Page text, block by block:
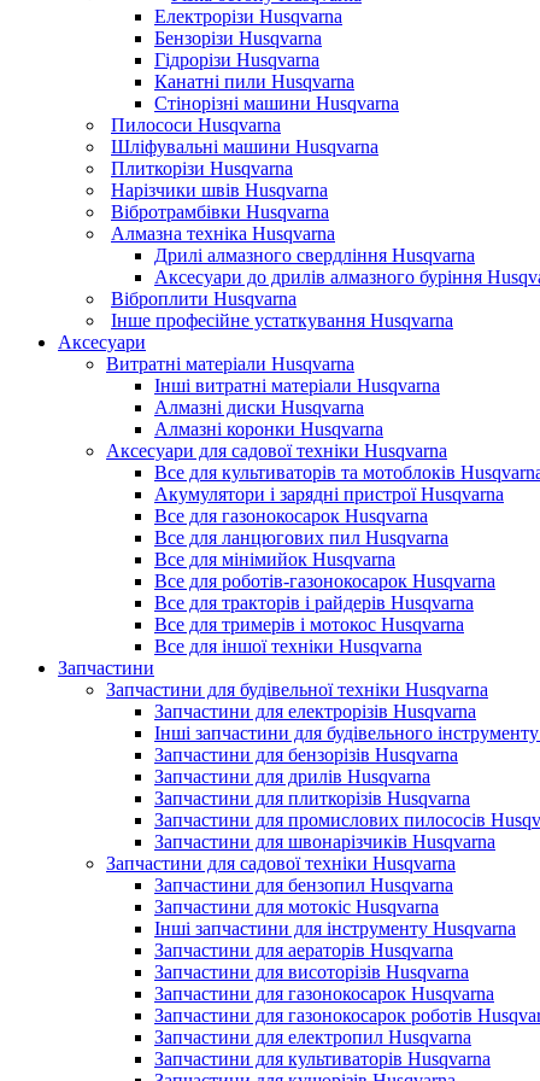
Електрорізи Husqvarna
Бензорізи Husqvarna
Гідрорізи Husqvarna
Канатні пили Husqvarna
Стінорізні машини Husqvarna
Пилососи Husqvarna
Шліфувальні машини Husqvarna
Плиткорізи Husqvarna
Нарізчики швів Husqvarna
Вібротрамбівки Husqvarna
Алмазна техніка Husqvarna
Дрилі алмазного свердління Husqvarna
Аксесуари до дрилів алмазного буріння
Віброплити Husqvarna
Інше професійне устаткування Husqvarna
Аксесуари
Витратні матеріали Husqvarna
Інші витратні матеріали Husqvarna
Алмазні диски Husqvarna
Алмазні коронки Husqvarna
Аксесуари для садової техніки Husqvarna
Все для культиваторів та мотоблоків
Акумулятори і зарядні пристрої Husqvarna
Все для газонокосарок Husqvarna
Все для ланцюгових пил Husqvarna
Все для мінімийок Husqvarna
Все для роботів-газонокосарок Husqvarna
Все для тракторів і райдерів Husqvarna
Все для тримерів і мотокос Husqvarna
Все для іншої техніки Husqvarna
Запчастини
Запчастини для будівельної техніки Husqvarna
Запчастини для електрорізів Husqvarna
Інші запчастини для будівельного
Запчастини для бензорізів Husqvarna
Запчастини для дрилів Husqvarna
Запчастини для плиткорізів Husqvarna
Запчастини для промислових пилососів
Запчастини для швонарізчиків Husqvarna
Запчастини для садової техніки Husqvarna
Запчастини для бензопил Husqvarna
Запчастини для мотокіс Husqvarna
Інші запчастини для інструменту Husqvarna
Запчастини для аераторів Husqvarna
Запчастини для висоторізів Husqvarna
Запчастини для газонокосарок Husqvarna
Запчастини для газонокосарок роботів
Запчастини для електропил Husqvarna
Запчастини для культиваторів Husqvarna